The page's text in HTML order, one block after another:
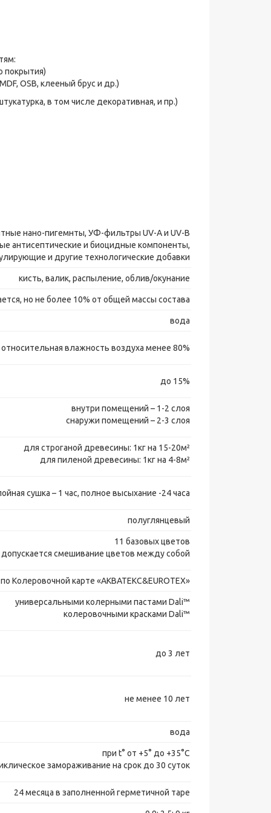
покрытия)
OSB, клееный брус и др.)
в том числе декоративная, и пр.)
нано-пигемнты, УФ-фильтры UV-A и UV-B
антисептические и биоцидные компоненты,
и другие технологические добавки
кисть, валик, распыление, облив/окунание
но не более 10% от общей массы состава
вода
относительная влажность воздуха менее 80%
до 15%
внутри помещений – 1-2 слоя
снаружи помещений – 2-3 слоя
для строганой древесины: 1кг на 15-20м²
для пиленой древесины: 1кг на 4-8м²
сушка – 1 час, полное высыхание -24 часа
полуглянцевый
11 базовых цветов
допускается смешивание цветов между собой
Колеровочной карте «AКВАТЕКС&EUROTEX»
универсальными колерными пастами Dali™
колеровочными красками Dali™
до 3 лет
не менее 10 лет
вода
при t° от +5° до +35°С
замораживание на срок до 30 суток
24 месяца в заполненной герметичной таре